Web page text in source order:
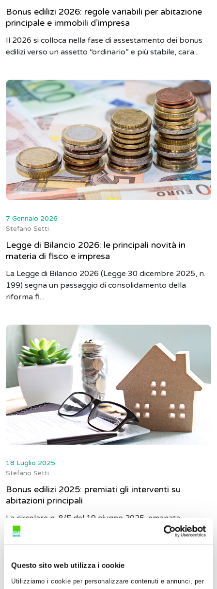
Questo sito web utilizza i cookie
Utilizziamo i cookie per personalizzare contenuti e annunci, per
Bonus edilizi 2026: regole variabili per abitazione
principale e immobili d’impresa
Il 2026 si colloca nella fase di assestamento dei bonus
edilizi verso un assetto “ordinario” e più stabile, cara...
7 Gennaio 2026
Stefano Setti
Legge di Bilancio 2026: le principali novità in
materia di fisco e impresa
La Legge di Bilancio 2026 (Legge 30 dicembre 2025, n.
199) segna un passaggio di consolidamento della
riforma fi...
18 Luglio 2025
Stefano Setti
Bonus edilizi 2025: premiati gli interventi su
abitazioni principali
La circolare n. 8/E del 19 giugno 2025, emanata
dall’Agenzia delle Entrate, fornisce istruzioni applicative